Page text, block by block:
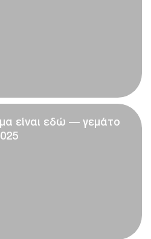
είναι εδώ — γεμάτο